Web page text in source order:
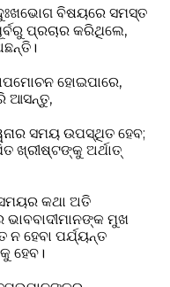
ବିଷୟରେ ସମସ୍ତ
ପ୍ରଚାର କରିଥିଲେ,
ହୋଇପାରେ,
ଆସନ୍ତୁ,
ସମୟ ଉପସ୍ଥିତ ହେବ;
ଖ୍ରୀଷ୍ଟଙ୍କୁ ଅର୍ଥାତ୍‍
କଥା ଅତି
ମୁଖ
ହେବା ପର୍ଯ୍ୟନ୍ତ
ହେବ।